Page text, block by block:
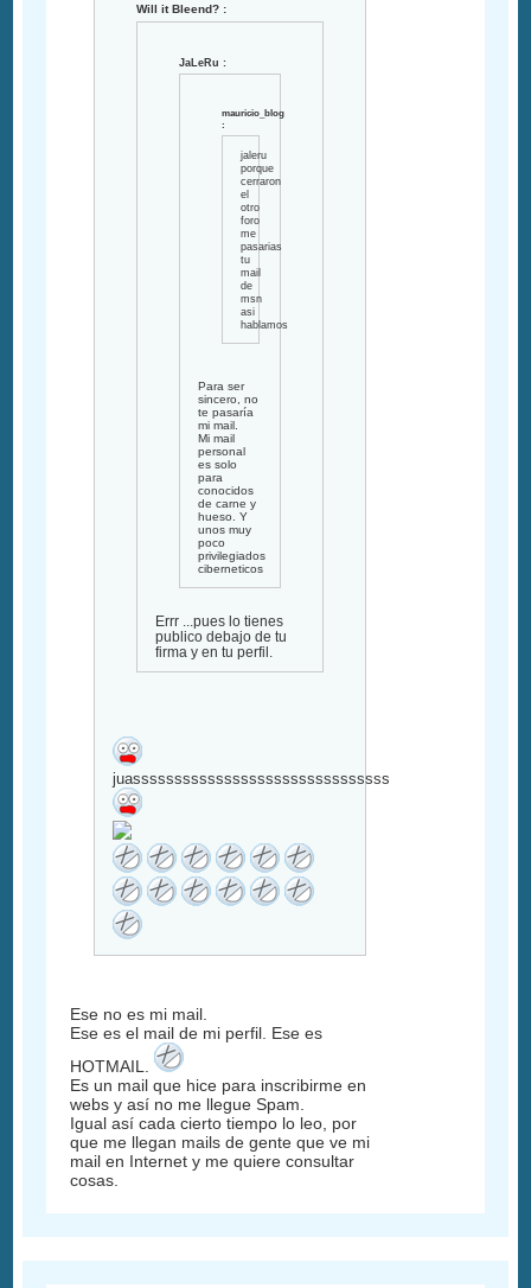
Will it Bleend? :
JaLeRu :
mauricio_blog
:
jaleru
porque
cerraron
el
otro
foro
me
pasarias
tu
mail
de
msn
asi
hablamos
Para ser
sincero, no
te pasaría
mi mail.
Mi mail
personal
es solo
para
conocidos
de carne y
hueso. Y
unos muy
poco
privilegiados
ciberneticos
Errr ...pues lo tienes
publico debajo de tu
firma y en tu perfil.
Ese no es mi mail.
Ese es el mail de mi perfil. Ese es
HOTMAIL.
Es un mail que hice para inscribirme en
webs y así no me llegue Spam.
Igual así cada cierto tiempo lo leo, por
que me llegan mails de gente que ve mi
mail en Internet y me quiere consultar
cosas.